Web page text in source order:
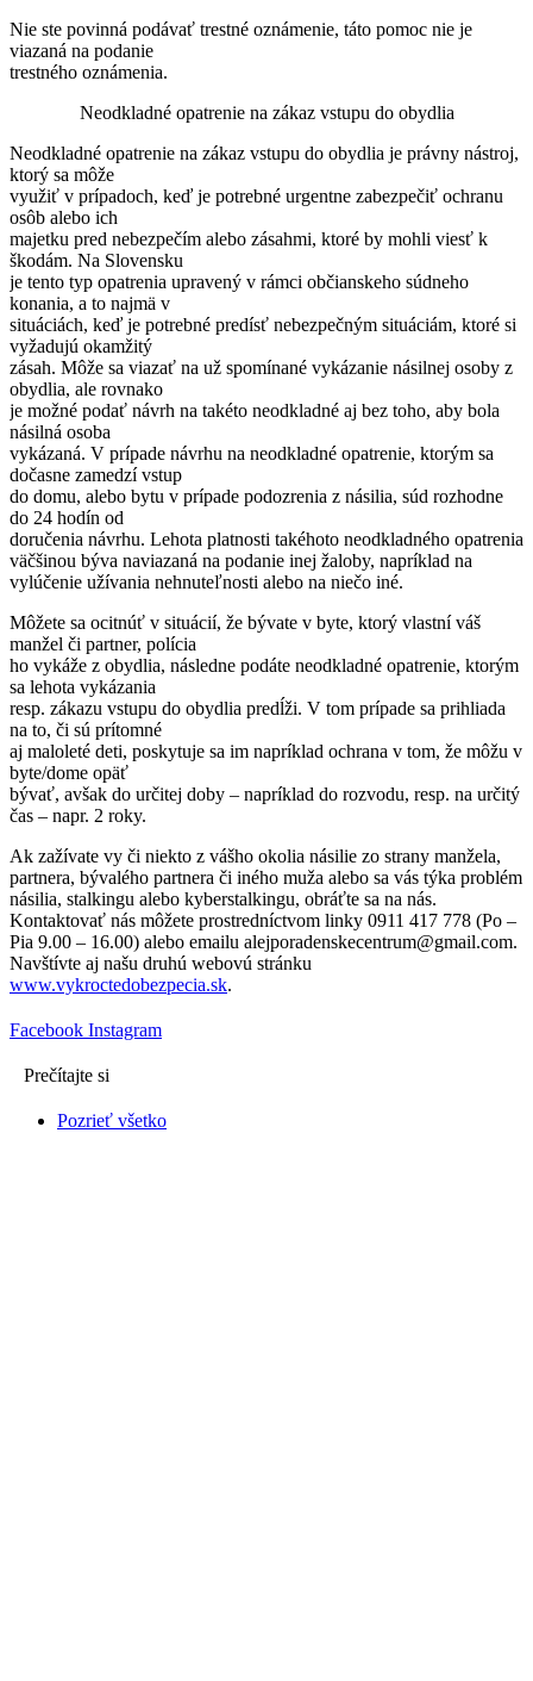
Nie ste povinná podávať trestné oznámenie, táto pomoc nie je
viazaná na podanie
trestného oznámenia.
Neodkladné opatrenie na zákaz vstupu do obydlia
Neodkladné opatrenie na zákaz vstupu do obydlia je právny nástroj,
ktorý sa môže
využiť v prípadoch, keď je potrebné urgentne zabezpečiť ochranu
osôb alebo ich
majetku pred nebezpečím alebo zásahmi, ktoré by mohli viesť k
škodám. Na Slovensku
je tento typ opatrenia upravený v rámci občianskeho súdneho
konania, a to najmä v
situáciách, keď je potrebné predísť nebezpečným situáciám, ktoré si
vyžadujú okamžitý
zásah. Môže sa viazať na už spomínané vykázanie násilnej osoby z
obydlia, ale rovnako
je možné podať návrh na takéto neodkladné aj bez toho, aby bola
násilná osoba
vykázaná. V prípade návrhu na neodkladné opatrenie, ktorým sa
dočasne zamedzí vstup
do domu, alebo bytu v prípade podozrenia z násilia, súd rozhodne
do 24 hodín od
doručenia návrhu. Lehota platnosti takéhoto neodkladného opatrenia
väčšinou býva naviazaná na podanie inej žaloby, napríklad na
vylúčenie užívania nehnuteľnosti alebo na niečo iné.
Môžete sa ocitnúť v situácií, že bývate v byte, ktorý vlastní váš
manžel či partner, polícia
ho vykáže z obydlia, následne podáte neodkladné opatrenie, ktorým
sa lehota vykázania
resp. zákazu vstupu do obydlia predĺži. V tom prípade sa prihliada
na to, či sú prítomné
aj maloleté deti, poskytuje sa im napríklad ochrana v tom, že môžu v
byte/dome opäť
bývať, avšak do určitej doby – napríklad do rozvodu, resp. na určitý
čas – napr. 2 roky.
Ak zažívate vy či niekto z vášho okolia násilie zo strany manžela,
partnera, bývalého partnera či iného muža alebo sa vás týka problém
násilia, stalkingu alebo kyberstalkingu, obráťte sa na nás.
Kontaktovať nás môžete prostredníctvom linky 0911 417 778 (Po –
Pia 9.00 – 16.00) alebo emailu alejporadenskecentrum@gmail.com.
Navštívte aj našu druhú webovú stránku
www.vykroctedobezpecia.sk.
Facebook Instagram
Prečítajte si
Pozrieť všetko